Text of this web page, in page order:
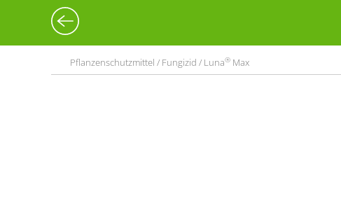
Pflanzenschutzmittel / Fungizid / Luna® Max